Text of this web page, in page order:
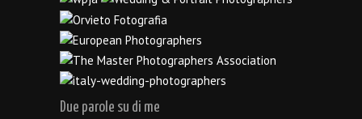
Due parole su di me